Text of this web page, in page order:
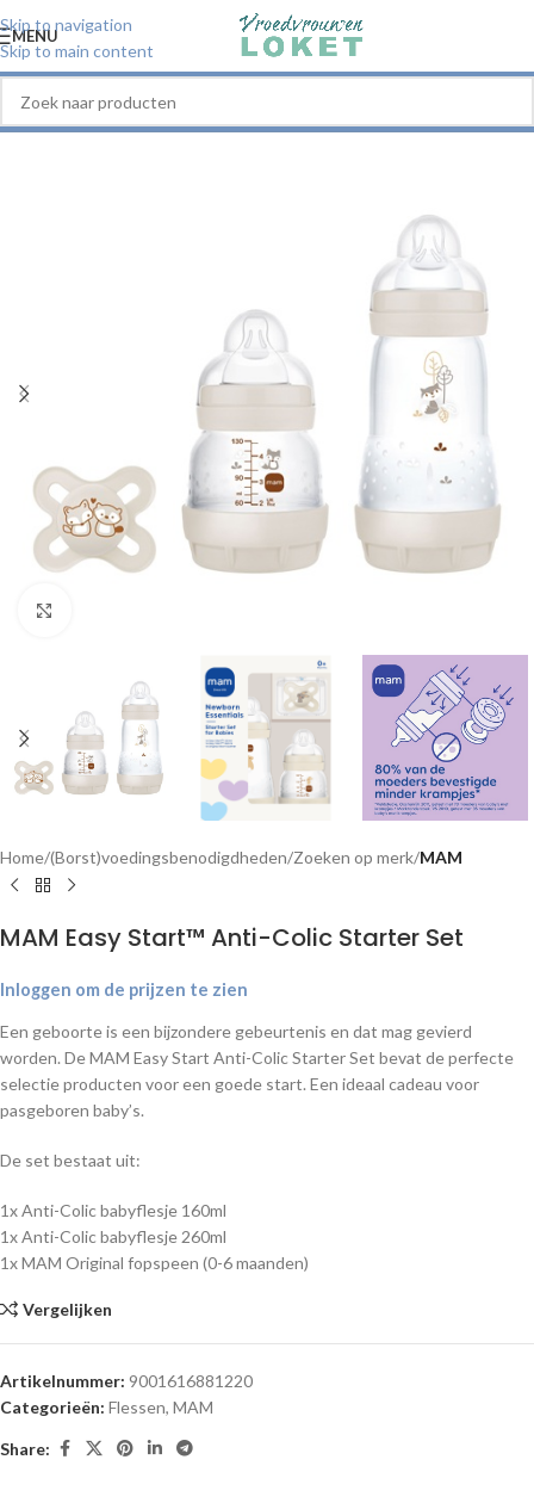
Skip to navigation
Skip to main content
MENU
Home (Borst)voedingsbenodigdheden Zoeken op merk MAM
MAM Easy Start™ Anti-Colic Starter Set
Inloggen om de prijzen te zien
Een geboorte is een bijzondere gebeurtenis en dat mag gevierd
worden. De MAM Easy Start Anti-Colic Starter Set bevat de perfecte
selectie producten voor een goede start. Een ideaal cadeau voor
pasgeboren baby’s.
De set bestaat uit:
1x Anti-Colic babyflesje 160ml
1x Anti-Colic babyflesje 260ml
1x MAM Original fopspeen (0-6 maanden)
Vergelijken
Artikelnummer: 9001616881220
Categorieën: Flessen, MAM
Share: